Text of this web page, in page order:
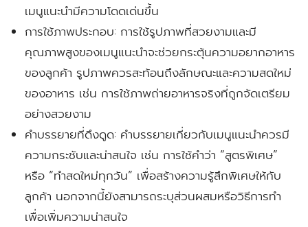
เมนูแนะนำมีความโดดเด่นขึ้น
การใช้ภาพประกอบ: การใช้รูปภาพที่สวยงามและมี
คุณภาพสูงของเมนูแนะนำจะช่วยกระตุ้นความอยากอาหาร
ของลูกค้า รูปภาพควรสะท้อนถึงลักษณะและความสดใหม่
ของอาหาร เช่น การใช้ภาพถ่ายอาหารจริงที่ถูกจัดเตรียม
อย่างสวยงาม
คำบรรยายที่ดึงดูด: คำบรรยายเกี่ยวกับเมนูแนะนำควรมี
ความกระชับและน่าสนใจ เช่น การใช้คำว่า “สูตรพิเศษ”
หรือ “ทำสดใหม่ทุกวัน” เพื่อสร้างความรู้สึกพิเศษให้กับ
ลูกค้า นอกจากนี้ยังสามารถระบุส่วนผสมหรือวิธีการทำ
เพื่อเพิ่มความน่าสนใจ